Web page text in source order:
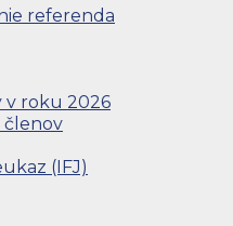
referenda
v roku 2026
členov
(IFJ)